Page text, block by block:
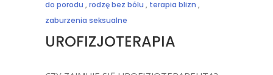
do porodu ,rodzę bez bólu , terapia blizn ,
zaburzenia seksualne
UROFIZJOTERAPIA